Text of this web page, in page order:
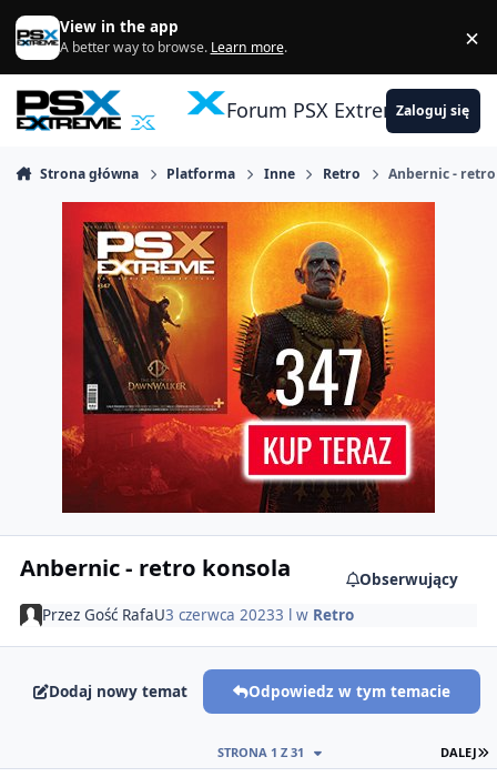
Skocz do zawartości
View in the app
A better way to browse. Learn more. ×
Forum PSX ExtremeZaloguj się
Strona główna Platforma Inne Retro Anbernic -
Anbernic - retro konsola
Obserwujący
Przez Gość RafaU3 czerwca 20233 l w Retro
Dodaj nowy temat Odpowiedz w tym temacie
DALEJ
STRONA 1 Z 31